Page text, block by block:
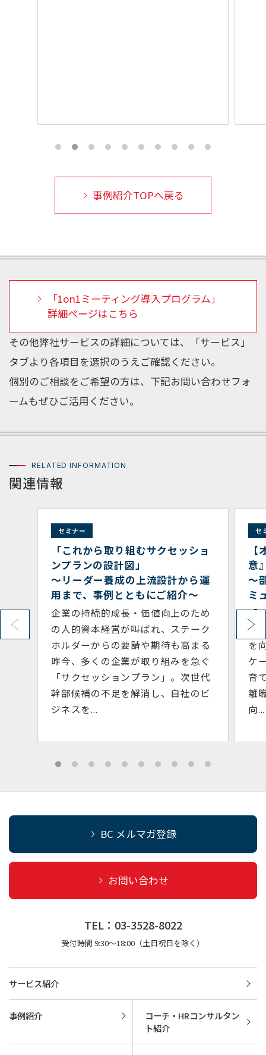
事例紹介TOPへ戻る
「1on1ミーティング導入プログラム」
詳細ページはこちら
その他弊社サービスの詳細については、「サービス」
タブより各項目を選択のうえご確認ください。
個別のご相談をご希望の方は、下記お問い合わせフォ
ームもぜひご活用ください。
RELATED INFORMATION
関連情報
め
ク
セミナー
【オンライン開催】『 1on1 の極
意』
～部下の本音や能力を引き出すコ
ミュニケーション・スキル～
「1on1ミーティング」は、部下の成
長を支援し、組織のパフォーマンス
を向上させるための重要なコミュニ
ケーション手法です。自律型社員を
育てる、良好な職場環境をつくる、
離職率を低減する、継続的な業績
向...
セ
記
昨
ジ
ま
当
た
す
BC メルマガ登録
お問い合わせ
TEL：03-3528-8022
受付時間 9:30～18:00（土日祝日を除く）
サービス紹介
事例紹介
コーチ・HRコンサルタン
ト紹介